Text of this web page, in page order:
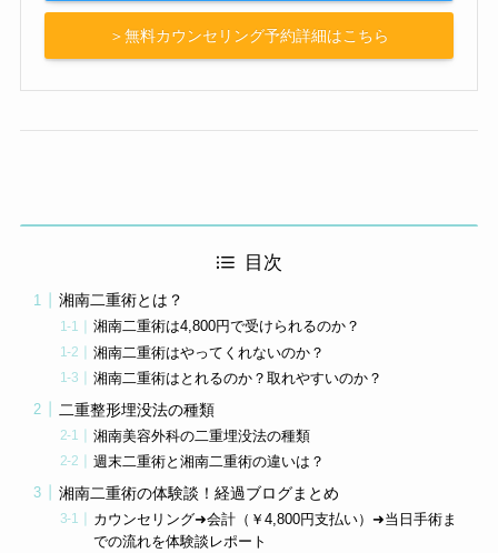
＞無料カウンセリング予約詳細はこちら
目次
湘南二重術とは？
湘南二重術は4,800円で受けられるのか？
湘南二重術はやってくれないのか？
湘南二重術はとれるのか？取れやすいのか？
二重整形埋没法の種類
湘南美容外科の二重埋没法の種類
週末二重術と湘南二重術の違いは？
湘南二重術の体験談！経過ブログまとめ
カウンセリング➜会計（￥4,800円支払い）➜当日手術ま
での流れを体験談レポート